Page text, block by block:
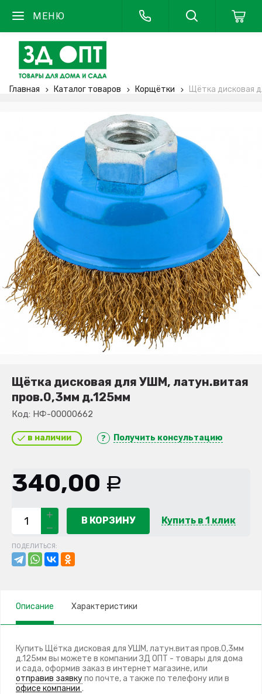
МЕНЮ
Главная Каталог товаров Корщётки Щётка дисковая
Щётка дисковая для УШМ, латун.витая
пров.0,3мм д.125мм
Код: НФ-00000662
в наличии Получить консультацию
340,00 Р
В КОРЗИНУ Купить в 1 клик
ПОДЕЛИТЬСЯ:
Описание Характеристики
Купить Щётка дисковая для УШМ, латун.витая пров.0,3мм
д.125мм вы можете в компании ЗД ОПТ - товары для дома
и сада, оформив заказ в интернет магазине, или
отправив заявкупо почте, а также по телефону или в
офисе компании .